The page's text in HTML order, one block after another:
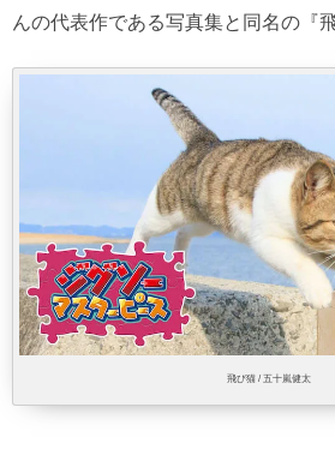
んの代表作である写真集と同名の『
飛び猫 / 五十嵐健太